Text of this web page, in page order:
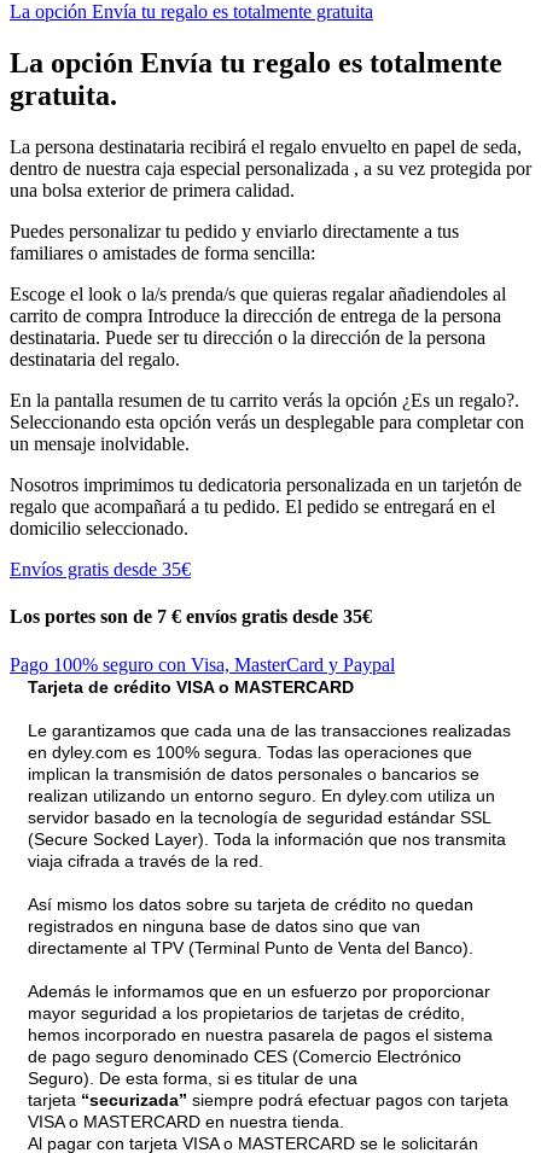
La opción Envía tu regalo es totalmente gratuita
La opción Envía tu regalo es totalmente
gratuita.
La persona destinataria recibirá el regalo envuelto en papel de seda,
dentro de nuestra caja especial personalizada , a su vez protegida por
una bolsa exterior de primera calidad.
Puedes personalizar tu pedido y enviarlo directamente a tus
familiares o amistades de forma sencilla:
Escoge el look o la/s prenda/s que quieras regalar añadiendoles al
carrito de compra Introduce la dirección de entrega de la persona
destinataria. Puede ser tu dirección o la dirección de la persona
destinataria del regalo.
En la pantalla resumen de tu carrito verás la opción ¿Es un regalo?.
Seleccionando esta opción verás un desplegable para completar con
un mensaje inolvidable.
Nosotros imprimimos tu dedicatoria personalizada en un tarjetón de
regalo que acompañará a tu pedido. El pedido se entregará en el
domicilio seleccionado.
Envíos gratis desde 35€
Los portes son de 7 € envíos gratis desde 35€
Pago 100% seguro con Visa, MasterCard y Paypal
Tarjeta de crédito VISA o MASTERCARD
Le garantizamos que cada una de las transacciones realizadas
en dyley.com es 100% segura. Todas las operaciones que
implican la transmisión de datos personales o bancarios se
realizan utilizando un entorno seguro. En dyley.com utiliza un
servidor basado en la tecnología de seguridad estándar SSL
(Secure Socked Layer). Toda la información que nos transmita
viaja cifrada a través de la red.
Así mismo los datos sobre su tarjeta de crédito no quedan
registrados en ninguna base de datos sino que van
directamente al TPV (Terminal Punto de Venta del Banco).
Además le informamos que en un esfuerzo por proporcionar
mayor seguridad a los propietarios de tarjetas de crédito,
hemos incorporado en nuestra pasarela de pagos el sistema
de pago seguro denominado CES (Comercio Electrónico
Seguro). De esta forma, si es titular de una
tarjeta “securizada” siempre podrá efectuar pagos con tarjeta
VISA o MASTERCARD en nuestra tienda.
Al pagar con tarjeta VISA o MASTERCARD se le solicitarán